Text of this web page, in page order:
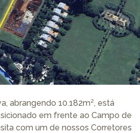
abrangendo 10.182m², está
em frente ao Campo de
com um de nossos Corretores